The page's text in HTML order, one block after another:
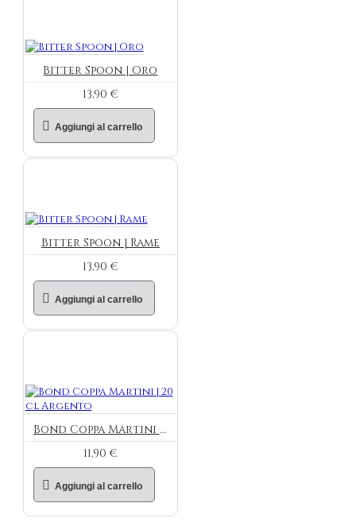
Bitter Spoon | Oro
13,90 €
Aggiungi al carrello
Bitter Spoon | Rame
13,90 €
Aggiungi al carrello
Bond Coppa Martini | 20 cl Argento
11,90 €
Aggiungi al carrello